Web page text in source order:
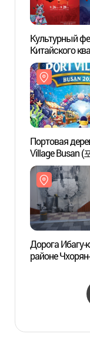
Культурный
Китайского
Пусане 2014 (
차이나타운특
문화축제 2014)
Портовая
Village Busan (
부산)
Дорога Ибагу-
районе
이바구길 & 산